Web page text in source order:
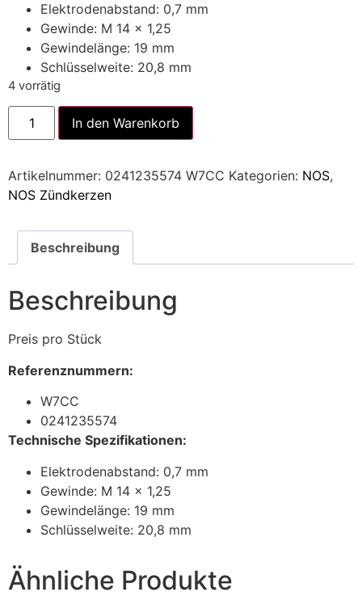
Elektrodenabstand: 0,7 mm
Gewinde: M 14 x 1,25
Gewindelänge: 19 mm
Schlüsselweite: 20,8 mm
4 vorrätig
In den Warenkorb
Artikelnummer: 0241235574 W7CC Kategorien: NOS,
NOS Zündkerzen
Beschreibung
Beschreibung
Preis pro Stück
Referenznummern:
W7CC
0241235574
Technische Spezifikationen:
Elektrodenabstand: 0,7 mm
Gewinde: M 14 x 1,25
Gewindelänge: 19 mm
Schlüsselweite: 20,8 mm
Ähnliche Produkte